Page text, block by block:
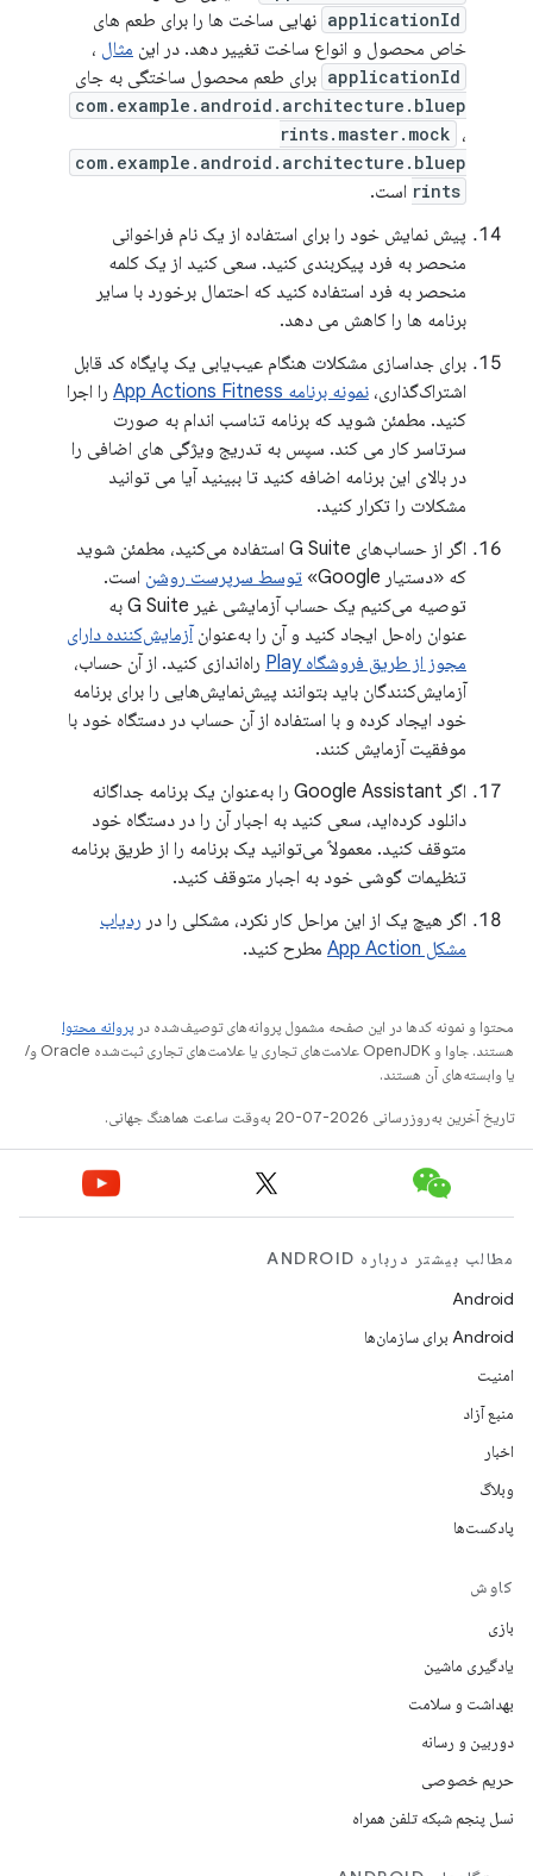
applicationId نهایی ساخت ها را برای طعم های
خاص محصول و انواع ساخت تغییر دهد. در این مثال ،
applicationId برای طعم محصول ساختگی به جای
com.example.android.architecture.bluep
rints.master.mock ،
com.example.android.architecture.bluep
rints است.
پیش نمایش خود را برای استفاده از یک نام فراخوانی
منحصر به فرد پیکربندی کنید. سعی کنید از یک کلمه
منحصر به فرد استفاده کنید که احتمال برخورد با سایر
برنامه ها را کاهش می دهد.
برای جداسازی مشکلات هنگام عیب‌یابی یک پایگاه کد قابل
اشتراک‌گذاری، نمونه برنامه App Actions Fitness
را اجرا
کنید. مطمئن شوید که برنامه تناسب اندام به صورت
سرتاسر کار می کند. سپس به تدریج ویژگی های اضافی را
در بالای این برنامه اضافه کنید تا ببینید آیا می توانید
مشکلات را تکرار کنید.
اگر از حساب‌های G Suite استفاده می‌کنید، مطمئن شوید
که «دستیار Google»
توسط سرپرست روشن است.
توصیه می‌کنیم یک حساب آزمایشی غیر G Suite به
عنوان راه‌حل ایجاد کنید و آن را به‌عنوان آزمایش‌کننده دارای
مجوز از طریق فروشگاه Play
راه‌اندازی کنید. از آن حساب،
آزمایش‌کنندگان باید بتوانند پیش‌نمایش‌هایی را برای برنامه
خود ایجاد کرده و با استفاده از آن حساب در دستگاه خود با
موفقیت آزمایش کنند.
اگر Google Assistant را به‌عنوان یک برنامه جداگانه
دانلود کرده‌اید، سعی کنید به اجبار آن را در دستگاه خود
متوقف کنید. معمولاً می‌توانید یک برنامه را از طریق برنامه
تنظیمات گوشی خود به اجبار متوقف کنید.
اگر هیچ یک از این مراحل کار نکرد، مشکلی را در ردیاب
مشکل App Action
مطرح کنید.
محتوا و نمونه کدها در این صفحه مشمول پروانه‌های توصیف‌شده در پروانه محتوا
هستند. جاوا و OpenJDK علامت‌های تجاری یا علامت‌های تجاری ثبت‌شده Oracle و/
یا وابسته‌های آن هستند.
تاریخ آخرین به‌روزرسانی 2026-07-20 به‌وقت ساعت هماهنگ جهانی.
مطالب بیشتر درباره ANDROID
Android
Android برای سازمان‌ها
امنیت
منبع آزاد
اخبار
وبلاگ
پادکست‌ها
کاوش
بازی
یادگیری ماشین
بهداشت و سلامت
دوربین و رسانه
حریم خصوصی
نسل پنجم شبکه تلفن همراه